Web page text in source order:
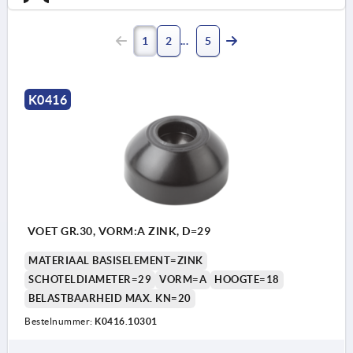
1 2 5
K0416
VOET GR.30, VORM:A ZINK, D=29
MATERIAAL BASISELEMENT=ZINK
SCHOTELDIAMETER=29
VORM=A
HOOGTE=18
BELASTBAARHEID MAX. KN=20
Bestelnummer: K0416.10301